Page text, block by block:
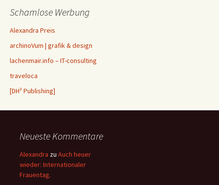
Schamlose Werbung
Alexandra Preis
archinoVum | grafik & design
lachenmair.info – IT-consulting
traveloca
[DH² Publishing]
Neueste Kommentare
Alexandra zu Auch heuer
wieder: Internationaler
Frauentag.